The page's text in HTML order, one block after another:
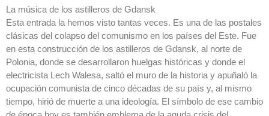
La música de los astilleros de Gdansk
Esta entrada la hemos visto tantas veces. Es una de las postales
clásicas del colapso del comunismo en los países del Este. Fue
en esta construcción de los astilleros de Gdansk, al norte de
Polonia, donde se desarrollaron huelgas históricas y donde el
electricista Lech Walesa, saltó el muro de la historia y apuñaló la
ocupación comunista de cinco décadas de su país y, al mismo
tiempo, hirió de muerte a una ideología. El símbolo de ese cambio